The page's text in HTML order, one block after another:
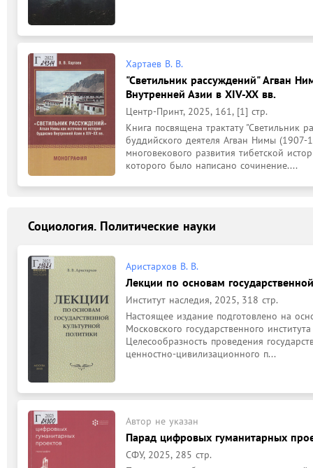
Хартаев В. В.
"Светильник рассуждений" Агван
Внутренней Азии в XIV-XX вв.
Центр-Принт, 2025, 161, [1] стр.
Книга посвящена трактату "Светильник
буддийского деятеля Агван Нимы
многовекового развития тибетской
которого было написано сочинение....
Социология. Политические науки
Аристархов В. В.
Лекции по основам
Институт наследия, 2025, 318 стр.
Настоящее издание подготовлено на
Московского государственного
Целесообразность проведения
ценностно-цивилизационного п...
Автор не указан
Парад цифровых гуманитарных
СФУ, 2025, 285 стр.